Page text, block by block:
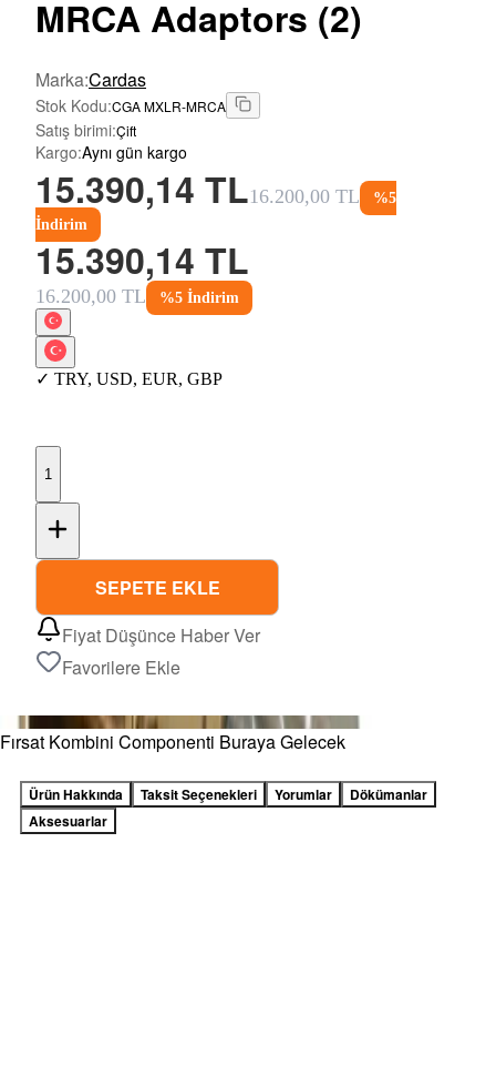
MRCA Adaptors (2)
Marka:Cardas
Stok Kodu:CGA MXLR-MRCA
Satış birimi:Çift
Kargo:Aynı gün kargo
15.390,14 TL16.200,00 TL %5
İndirim
15.390,14 TL
16.200,00 TL %5 İndirim
✓ TRY, USD, EUR, GBP
1
SEPETE EKLE
Fiyat Düşünce Haber Ver
Favorilere Ekle
Fırsat Kombini Componenti Buraya Gelecek
Ürün Hakkında Taksit Seçenekleri Yorumlar
Dökümanlar
Aksesuarlar